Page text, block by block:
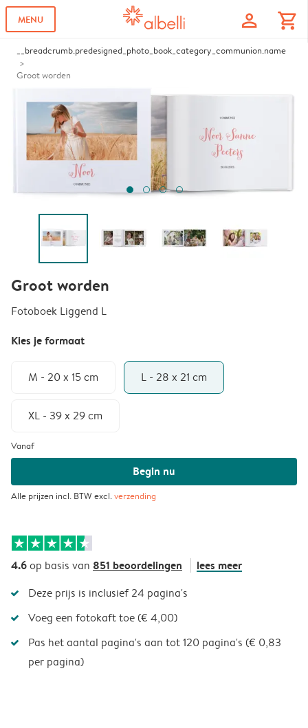
MENU profile shopping_cart
__breadcrumb.predesigned_photo_book_category_communion.name
Groot worden
Groot worden
Fotoboek Liggend L
Kies je formaat
M - 20 x 15 cm L - 28 x 21 cm
XL - 39 x 29 cm
Vanaf
Begin nu
Alle prijzen incl. BTW excl.verzending
4.6op basis van 851 beoordelingen lees meer
Deze prijs is inclusief 24 pagina's
Voeg een fotokaft toe (€ 4,00)
Pas het aantal pagina's aan tot 120 pagina's (€ 0,83
per pagina)